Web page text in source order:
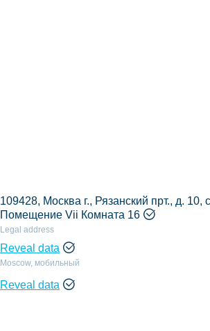
109428, Москва г., Рязанский прт., д. 10,
Помещение Vii Комната 16
Legal address
Reveal data
Moscow, мобильный
Reveal data